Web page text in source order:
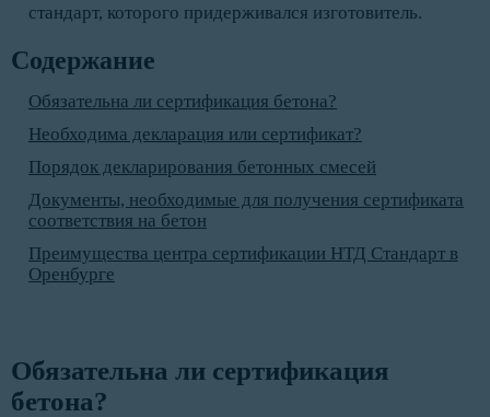
стандарт, которого придерживался изготовитель.
Содержание
Обязательна ли сертификация бетона?
Необходима декларация или сертификат?
Порядок декларирования бетонных смесей
Документы, необходимые для получения сертификата
соответствия на бетон
Преимущества центра сертификации НТД Стандарт в
Оренбурге
Обязательна ли сертификация
бетона?